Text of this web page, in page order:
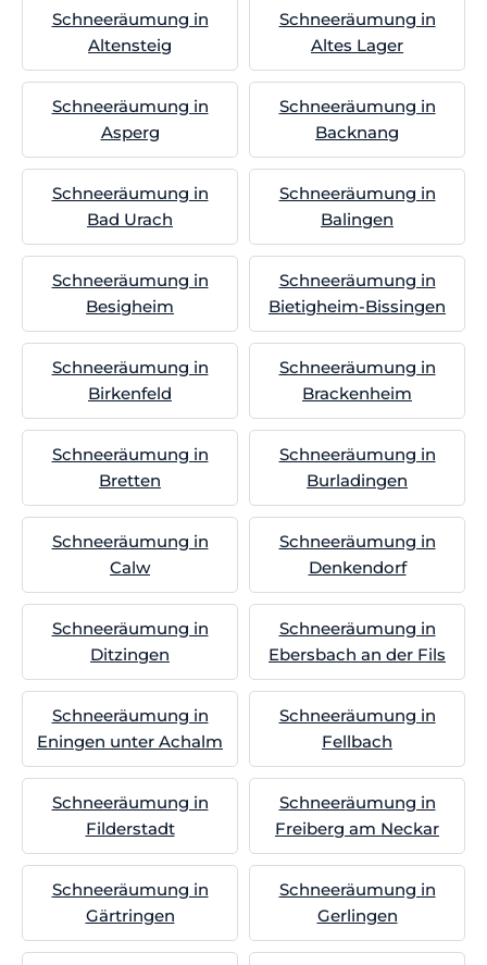
Schneeräumung in
Altensteig
Schneeräumung in
Altes Lager
Schneeräumung in
Asperg
Schneeräumung in
Backnang
Schneeräumung in
Bad Urach
Schneeräumung in
Balingen
Schneeräumung in
Besigheim
Schneeräumung in
Bietigheim-Bissingen
Schneeräumung in
Birkenfeld
Schneeräumung in
Brackenheim
Schneeräumung in
Bretten
Schneeräumung in
Burladingen
Schneeräumung in
Calw
Schneeräumung in
Denkendorf
Schneeräumung in
Ditzingen
Schneeräumung in
Ebersbach an der Fils
Schneeräumung in
Eningen unter Achalm
Schneeräumung in
Fellbach
Schneeräumung in
Filderstadt
Schneeräumung in
Freiberg am Neckar
Schneeräumung in
Gärtringen
Schneeräumung in
Gerlingen